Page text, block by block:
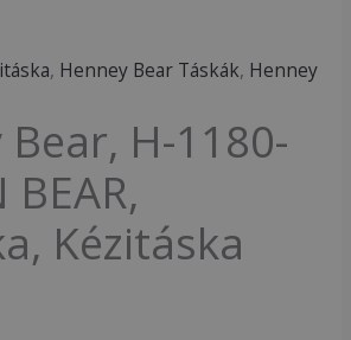
, Henney Bear Táskák, Henney
H-1180-
BEAR,
Kézitáska